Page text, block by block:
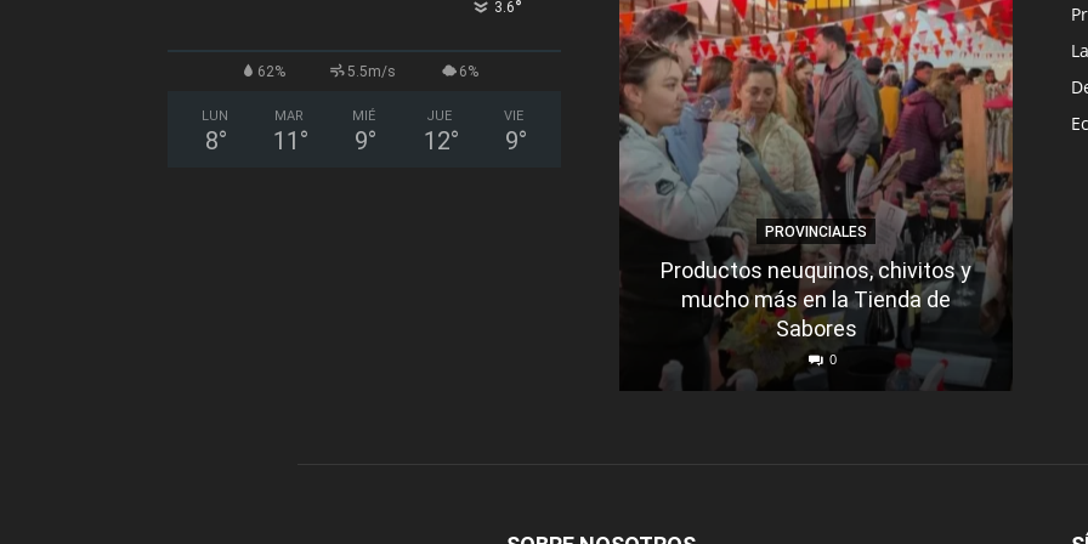
3.6°
62% 5.5m/s 6%
LUN
8°
MAR
11 °
MIÉ
9°
JUE
12°
VIE
9°
PROVINCIALES
Productos neuquinos, chivitos y
mucho más en la Tienda de
Sabores
0